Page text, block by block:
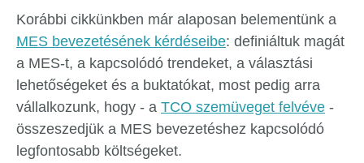
Korábbi cikkünkben már alaposan belementünk a
MES bevezetésének kérdéseibe: definiáltuk magát
a MES-t, a kapcsolódó trendeket, a választási
lehetőségeket és a buktatókat, most pedig arra
vállalkozunk, hogy - a TCO szemüveget felvéve -
összeszedjük a MES bevezetéshez kapcsolódó
legfontosabb költségeket.